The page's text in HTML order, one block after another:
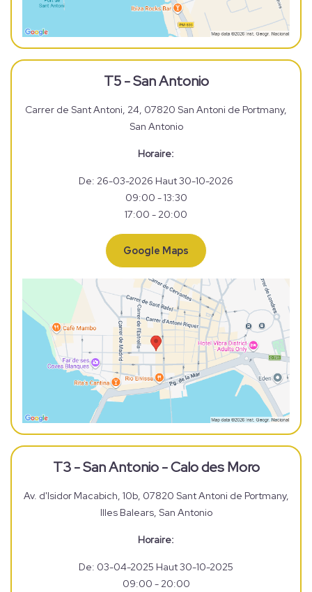
T5 - San Antonio
Carrer de Sant Antoni, 24, 07820 San Antoni de Portmany,
San Antonio
Horaire:
De: 26-03-2026 Haut 30-10-2026
09:00 - 13:30
17:00 - 20:00
Google Maps
T3 - San Antonio - Calo des Moro
Av. d'Isidor Macabich, 10b, 07820 Sant Antoni de Portmany,
Illes Balears, San Antonio
Horaire:
De: 03-04-2025 Haut 30-10-2025
09:00 - 20:00